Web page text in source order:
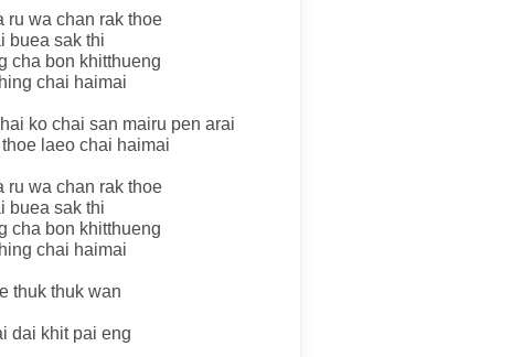
ru wa chan rak thoe
buea sak thi
cha bon khitthueng
chai haimai
ko chai san mairu pen arai
laeo chai haimai
ru wa chan rak thoe
buea sak thi
cha bon khitthueng
chai haimai
thuk thuk wan
dai khit pai eng